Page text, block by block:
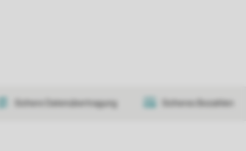
Sichere Datenübertragung Sicheres Bezahlen